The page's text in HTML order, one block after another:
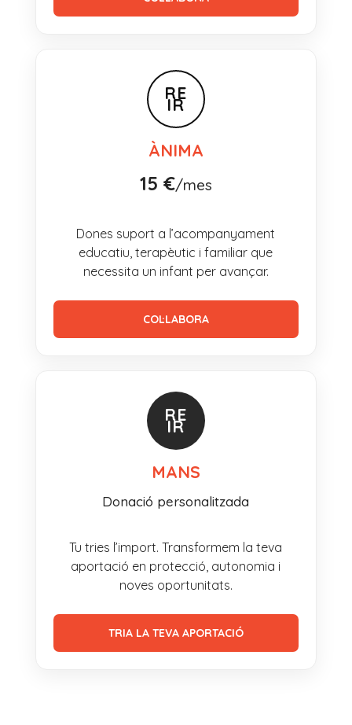
RE
IR
ÀNIMA
15 €/mes
Dones suport a l’acompanyament
educatiu, terapèutic i familiar que
necessita un infant per avançar.
COL·LABORA
RE
IR
MANS
Donació personalitzada
Tu tries l’import. Transformem la teva
aportació en protecció, autonomia i
noves oportunitats.
TRIA LA TEVA APORTACIÓ